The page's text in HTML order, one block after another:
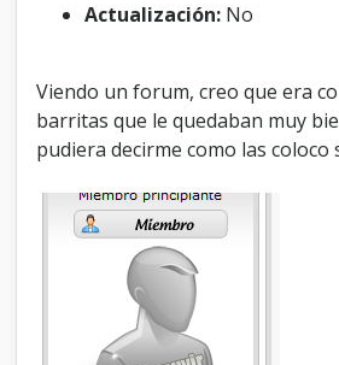
o
s
t
i
Actualización: No
Viendo un forum, creo que era
barritas que le quedaban muy
pudiera decirme como las coloco